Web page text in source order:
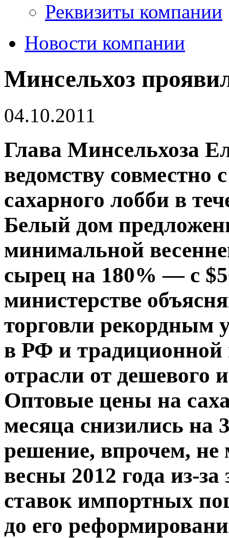
Реквизиты компании
Новости компании
Минсельхоз
04.10.2011
Глава Минсельхоза
ведомству совместно
сахарного лобби в
Белый дом
минимальной
сырец на 180% — с
министерстве
торговли рекордным
в РФ и традиционной
отрасли от дешевого
Оптовые цены на
месяца снизились на
решение, впрочем,
весны 2012 года из-
ставок импортных
до его